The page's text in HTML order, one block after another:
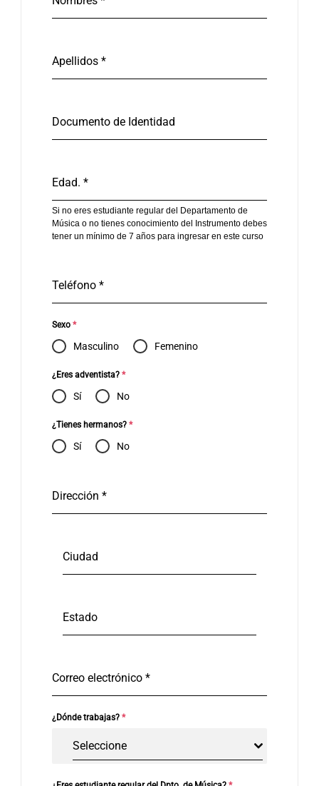
Apellidos *
Documento de Identidad
Edad. *
Si no eres estudiante regular del Departamento de
Música o no tienes conocimiento del Instrumento debes
tener un mínimo de 7 años para ingresar en este curso
Teléfono *
Sexo *
Masculino Femenino
¿Eres adventista? *
Sí No
¿Tienes hermanos? *
Sí No
Dirección *
Ciudad
Estado
Correo electrónico *
¿Dónde trabajas? *
Seleccione